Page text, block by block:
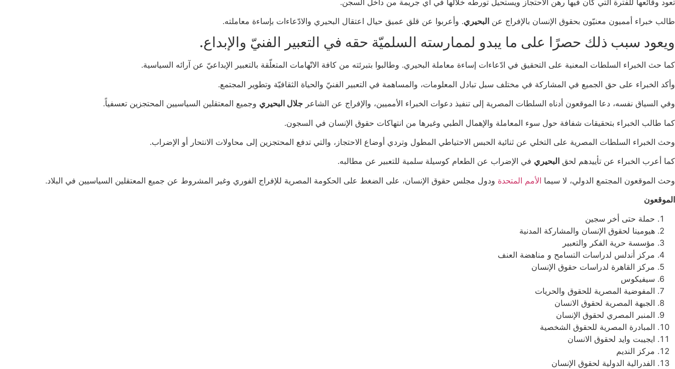
طالب خبراء أمميون معنيّون بحقوق الإنسان بالإفراج عن البحيري. وأعربوا عن قلق عميق حيال اعتقال البحيري والادّعاءات بإساءة معاملته.
ويعود سبب ذلك حصرًا على ما يبدو لممارسته السلميّة حقه في التعبير الفنيّ والإبداع.
كما حث الخبراء السلطات المعنية على التحقيق في ادّعاءات إساءة معاملة البحيري. وطالبوا بتبرئته من كافة الاتّهامات المتعلّقة بالتعبير الإبداعيّ عن آرائه السياسية.
وأكد الخبراء على حق الجميع في المشاركة في مختلف سبل تبادل المعلومات، والمساهمة في التعبير الفنيّ والحياة الثقافيّة وتطوير المجتمع.
وفي السياق نفسه، دعا الموقعون أدناه السلطات المصرية إلى تنفيذ دعوات الخبراء الأمميين، والإفراج عن الشاعر جلال البحيري وجميع المعتقلين السياسيين المحتجزين تعسفياً.
كما طالب الخبراء بتحقيقات شفافة حول سوء المعاملة والإهمال الطبي وغيرها من انتهاكات حقوق الإنسان في السجون.
وحث الخبراء السلطات المصرية على التخلي عن ثنائية الحبس الاحتياطي المطول وتردي أوضاع الاحتجاز، والتي تدفع المحتجزين إلى محاولات الانتحار أو الإضراب.
كما أعرب الخبراء عن تأييدهم لحق البحيري في الإضراب عن الطعام كوسيلة سلمية للتعبير عن مطالبه.
وحث الموقعون المجتمع الدولي، لا سيما الأمم المتحدة ودول مجلس حقوق الإنسان، على الضغط على الحكومة المصرية للإفراج الفوري وغير المشروط عن جميع المعتقلين السياسيين في البلاد.
الموقعون
حملة حتى أخر سجين
هيومينا لحقوق الإنسان والمشاركة المدنية
مؤسسة حرية الفكر والتعبير
مركز أندلس لدراسات التسامح و مناهضة العنف
مركز القاهرة لدراسات حقوق الإنسان
سيفيكوس
المفوضية المصرية للحقوق والحريات
الجبهة المصرية لحقوق الانسان
المنبر المصري لحقوق الإنسان
المبادرة المصرية للحقوق الشخصية
ايجيبت وايد لحقوق الانسان
مركز النديم
الفدرالية الدولية لحقوق الإنسان